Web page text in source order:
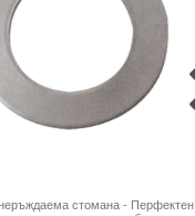
стомана - Перфектен